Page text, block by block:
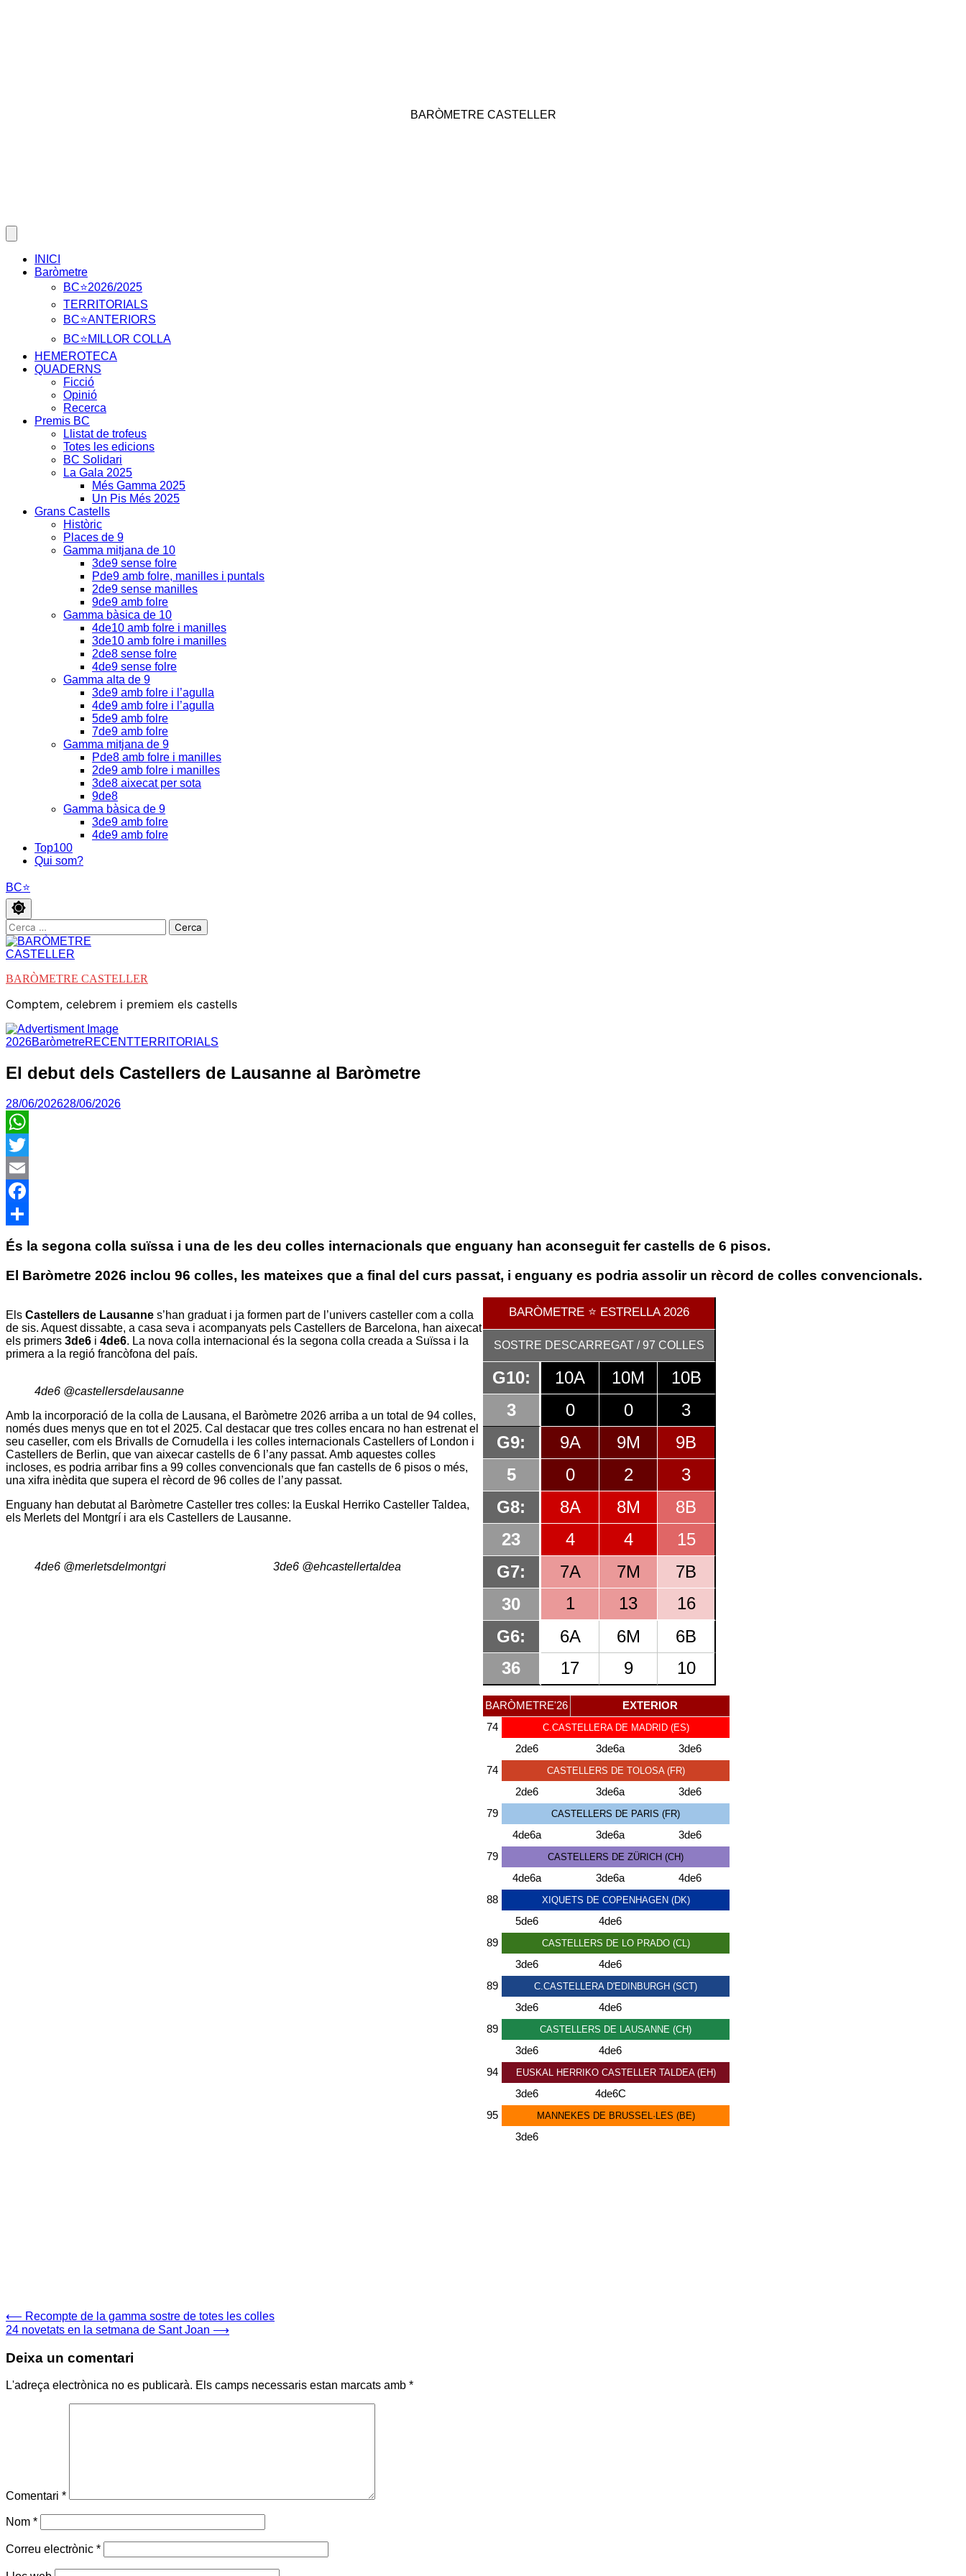
BARÒMETRE CASTELLER
INICI
Baròmetre
BC⭐2026/2025
TERRITORIALS
BC⭐ANTERIORS
BC⭐MILLOR COLLA
HEMEROTECA
QUADERNS
Ficció
Opinió
Recerca
Premis BC
Llistat de trofeus
Totes les edicions
BC Solidari
La Gala 2025
Més Gamma 2025
Un Pis Més 2025
Grans Castells
Històric
Places de 9
Gamma mitjana de 10
3de9 sense folre
Pde9 amb folre, manilles i puntals
2de9 sense manilles
9de9 amb folre
Gamma bàsica de 10
4de10 amb folre i manilles
3de10 amb folre i manilles
2de8 sense folre
4de9 sense folre
Gamma alta de 9
3de9 amb folre i l’agulla
4de9 amb folre i l’agulla
5de9 amb folre
7de9 amb folre
Gamma mitjana de 9
Pde8 amb folre i manilles
2de9 amb folre i manilles
3de8 aixecat per sota
9de8
Gamma bàsica de 9
3de9 amb folre
4de9 amb folre
Top100
Qui som?
BC⭐
Cerca:
BARÒMETRE CASTELLER
Comptem, celebrem i premiem els castells
2026BaròmetreRECENTTERRITORIALS
El debut dels Castellers de Lausanne al Baròmetre
28/06/202628/06/2026
WhatsApp
Twitter
Email
Facebook
Comparteix
És la segona colla suïssa i una de les deu colles internacionals que enguany han aconseguit fer castells de 6 pisos.
El Baròmetre 2026 inclou 96 colles, les mateixes que a final del curs passat, i enguany es podria assolir un rècord de colles convencionals.
Els Castellers de Lausanne s’han graduat i ja formen part de l’univers casteller com a colla
de sis. Aquest dissabte, a casa seva i acompanyats pels Castellers de Barcelona, han aixecat
els primers 3de6 i 4de6. La nova colla internacional és la segona colla creada a Suïssa i la
primera a la regió francòfona del país.
4de6 @castellersdelausanne
Amb la incorporació de la colla de Lausana, el Baròmetre 2026 arriba a un total de 94 colles,
només dues menys que en tot el 2025. Cal destacar que tres colles encara no han estrenat el
seu caseller, com els Brivalls de Cornudella i les colles internacionals Castellers of London i
Castellers de Berlin, que van aixecar castells de 6 l’any passat. Amb aquestes colles
incloses, es podria arribar fins a 99 colles convencionals que fan castells de 6 pisos o més,
una xifra inèdita que supera el rècord de 96 colles de l’any passat.
Enguany han debutat al Baròmetre Casteller tres colles: la Euskal Herriko Casteller Taldea,
els Merlets del Montgrí i ara els Castellers de Lausanne.
4de6 @merletsdelmontgri 3de6 @ehcastellertaldea
Navegació
d'entrades
⟵ Recompte de la gamma sostre de totes les colles
24 novetats en la setmana de Sant Joan ⟶
Deixa un comentari
L'adreça electrònica no es publicarà. Els camps necessaris estan marcats amb *
Comentari *
Nom *
Correu electrònic *